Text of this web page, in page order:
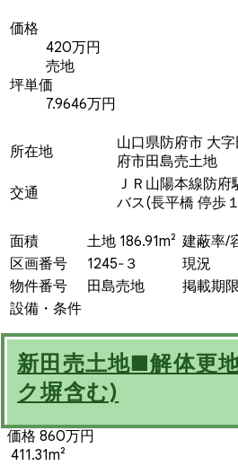
価格
420万円
売地
坪単価
7.9646万円
所在地
山口県防府市 大
府市田島売土地
交通
ＪＲ山陽本線防
バス(長平橋 停歩
面積 土地 186.91m² 建蔽率/
区画番号
1245‐３ 現況
物件番号
田島売地 掲載期
設備・条件
新田売土地■解体更
ク塀含む)
価格 860万円
411.31m²